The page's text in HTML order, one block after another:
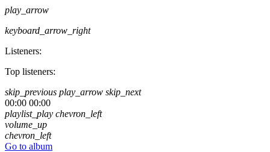
play_arrow
keyboard_arrow_right
Listeners:
Top listeners:
skip_previous play_arrow skip_next
00:00 00:00
playlist_play chevron_left
volume_up
chevron_left
Go to album